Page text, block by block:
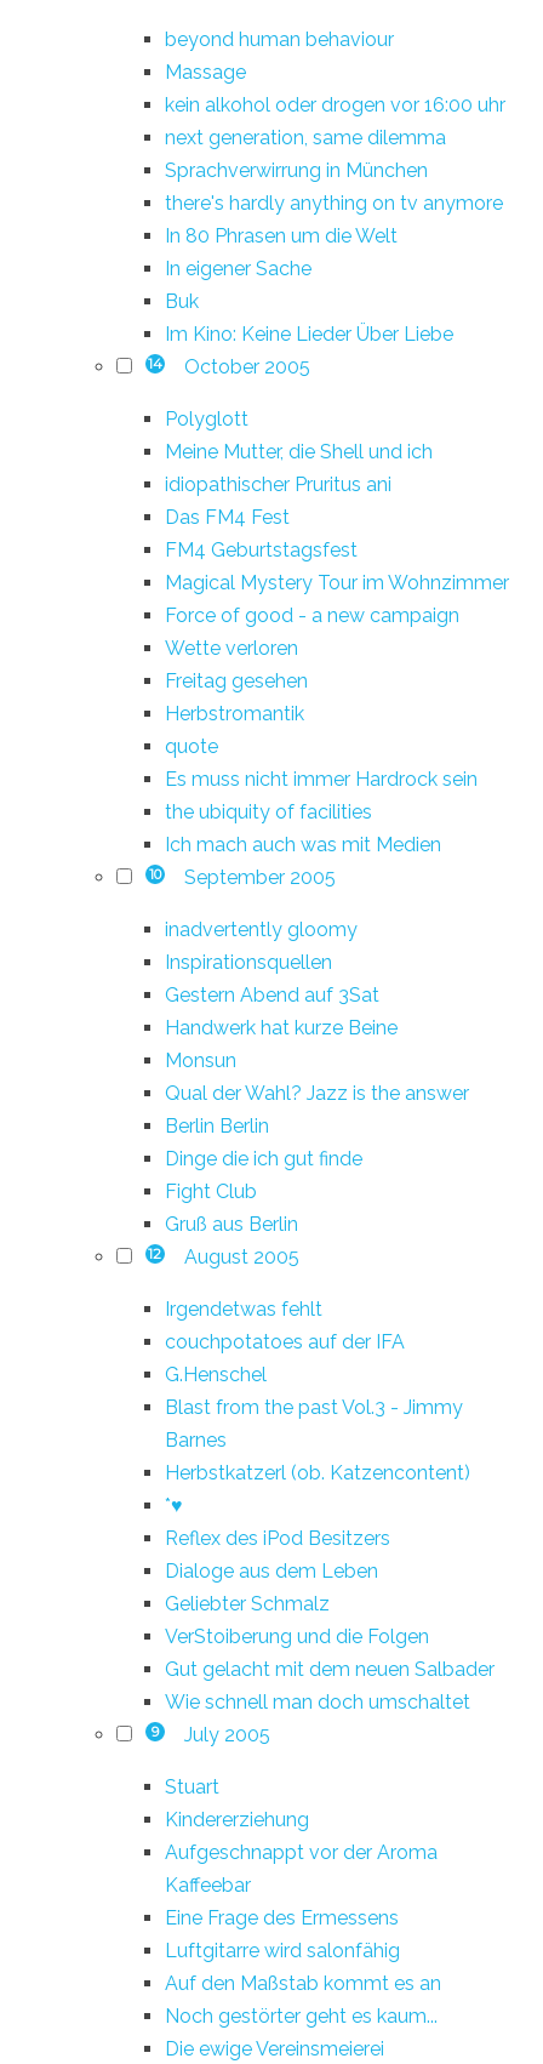
beyond human behaviour
Massage
kein alkohol oder drogen vor 16:00 uhr
next generation, same dilemma
Sprachverwirrung in München
there's hardly anything on tv anymore
In 80 Phrasen um die Welt
In eigener Sache
Buk
Im Kino: Keine Lieder Über Liebe
14 October 2005
Polyglott
Meine Mutter, die Shell und ich
idiopathischer Pruritus ani
Das FM4 Fest
FM4 Geburtstagsfest
Magical Mystery Tour im Wohnzimmer
Force of good - a new campaign
Wette verloren
Freitag gesehen
Herbstromantik
quote
Es muss nicht immer Hardrock sein
the ubiquity of facilities
Ich mach auch was mit Medien
10 September 2005
inadvertently gloomy
Inspirationsquellen
Gestern Abend auf 3Sat
Handwerk hat kurze Beine
Monsun
Qual der Wahl? Jazz is the answer
Berlin Berlin
Dinge die ich gut finde
Fight Club
Gruß aus Berlin
12 August 2005
Irgendetwas fehlt
couchpotatoes auf der IFA
G.Henschel
Blast from the past Vol.3 - Jimmy
Barnes
Herbstkatzerl (ob. Katzencontent)
*♥
Reflex des iPod Besitzers
Dialoge aus dem Leben
Geliebter Schmalz
VerStoiberung und die Folgen
Gut gelacht mit dem neuen Salbader
Wie schnell man doch umschaltet
9 July 2005
Stuart
Kindererziehung
Aufgeschnappt vor der Aroma
Kaffeebar
Eine Frage des Ermessens
Luftgitarre wird salonfähig
Auf den Maßstab kommt es an
Noch gestörter geht es kaum...
Die ewige Vereinsmeierei